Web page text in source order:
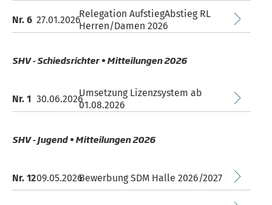
Nr. 6 27.01.2026
Relegation AufstiegAbstieg RL
Herren/Damen 2026
SHV - Schiedsrichter • Mitteilungen 2026
Nr. 1 30.06.2026
Umsetzung Lizenzsystem ab
01.08.2026
SHV - Jugend • Mitteilungen 2026
Nr. 1209.05.2026Bewerbung SDM Halle 2026/2027